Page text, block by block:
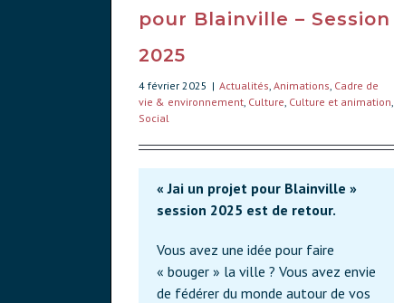
pour Blainville – Session
2025
4 février 2025 | Actualités, Animations, Cadre de
vie & environnement, Culture, Culture et animation,
Social
« Jai un projet pour Blainville »
session 2025 est de retour.
Vous avez une idée pour faire
« bouger » la ville ? Vous avez envie
de fédérer du monde autour de vos